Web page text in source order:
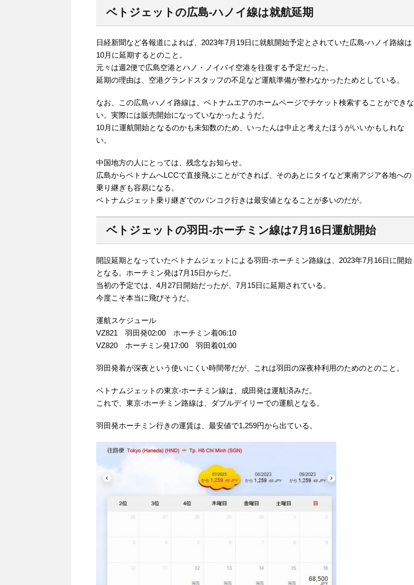
ベトジェットの広島-ハノイ線は就航延期
日経新聞など各報道によれば、2023年7月19日に就航開始予定とされていた広島-ハノイ路線は
10月に延期するとのこと。
元々は週2便で広島空港とハノ・ノイバイ空港を往復する予定だった。
延期の理由は、空港グランドスタッフの不足など運航準備が整わなかったためとしている。
なお、この広島-ハノイ路線は、ベトナムエアのホームページでチケット検索することができな
い。実際には販売開始になっていなかったようだ。
10月に運航開始となるのかも未知数のため、いったんは中止と考えたほうがいいかもしれな
い。
中国地方の人にとっては、残念なお知らせ。
広島からベトナムへLCCで直接飛ぶことができれば、そのあとにタイなど東南アジア各地への
乗り継ぎも容易になる。
ベトナムジェット乗り継ぎでのバンコク行きは最安値となることが多いのだが。
ベトジェットの羽田-ホーチミン線は7月16日運航開始
開設延期となっていたベトナムジェットによる羽田-ホーチミン路線は、2023年7月16日に開始
となる。ホーチミン発は7月15日からだ。
当初の予定では、4月27日開始だったが、7月15日に延期されている。
今度こそ本当に飛びそうだ。
運航スケジュール
VZ821 羽田発02:00 ホーチミン着06:10
VZ820 ホーチミン発17:00 羽田着01:00
羽田発着が深夜という使いにくい時間帯だが、これは羽田の深夜枠利用のためのとのこと。
ベトナムジェットの東京-ホーチミン線は、成田発は運航済みだ。
これで、東京-ホーチミン路線は、ダブルデイリーでの運航となる。
羽田発ホーチミン行きの運賃は、最安値で1,259円から出ている。